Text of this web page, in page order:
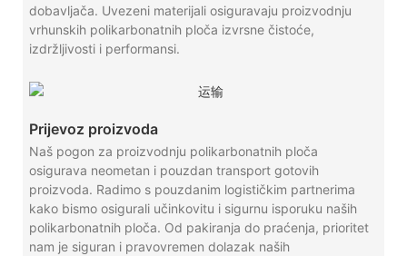
dobavljača. Uvezeni materijali osiguravaju proizvodnju
vrhunskih polikarbonatnih ploča izvrsne čistoće,
izdržljivosti i performansi.
Prijevoz proizvoda
Naš pogon za proizvodnju polikarbonatnih ploča
osigurava neometan i pouzdan transport gotovih
proizvoda. Radimo s pouzdanim logističkim partnerima
kako bismo osigurali učinkovitu i sigurnu isporuku naših
polikarbonatnih ploča. Od pakiranja do praćenja, prioritet
nam je siguran i pravovremen dolazak naših